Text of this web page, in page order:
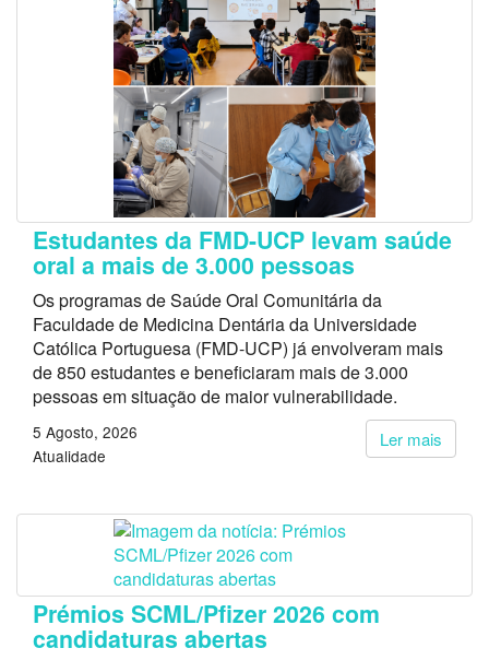
Estudantes da FMD-UCP levam saúde
oral a mais de 3.000 pessoas
Os programas de Saúde Oral Comunitária da
Faculdade de Medicina Dentária da Universidade
Católica Portuguesa (FMD-UCP) já envolveram mais
de 850 estudantes e beneficiaram mais de 3.000
pessoas em situação de maior vulnerabilidade.
Ler mais
5 Agosto, 2026
Atualidade
Prémios SCML/Pfizer 2026 com
candidaturas abertas